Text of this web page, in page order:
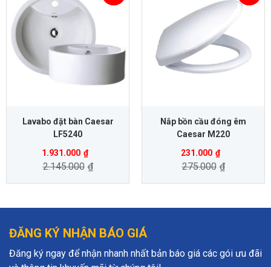
Lavabo đặt bàn Caesar
LF5240
1.931.000 ₫
2.145.000 ₫
Nắp bồn cầu đóng êm
Caesar M220
231.000 ₫
275.000 ₫
ĐĂNG KÝ NHẬN BÁO GIÁ
Đăng ký ngay để nhận nhanh nhất bản báo giá các gói ưu đãi